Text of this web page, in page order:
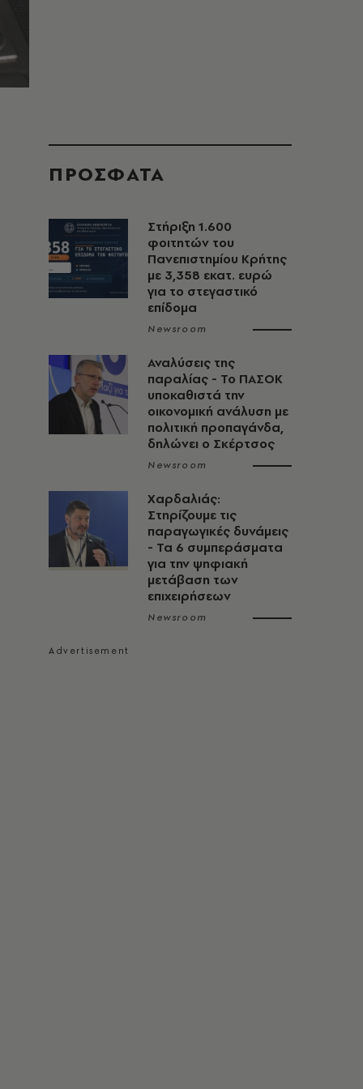
ΠΡΟΣΦΑΤΑ
Στήριξη 1.600
φοιτητών του
Πανεπιστημίου Κρήτης
με 3,358 εκατ. ευρώ
για το στεγαστικό
επίδομα
Newsroom
Αναλύσεις της
παραλίας - Το ΠΑΣΟΚ
υποκαθιστά την
οικονομική ανάλυση με
πολιτική προπαγάνδα,
δηλώνει ο Σκέρτσος
Newsroom
Χαρδαλιάς:
Στηρίζουμε τις
παραγωγικές δυνάμεις
- Τα 6 συμπεράσματα
για την ψηφιακή
μετάβαση των
επιχειρήσεων
Newsroom